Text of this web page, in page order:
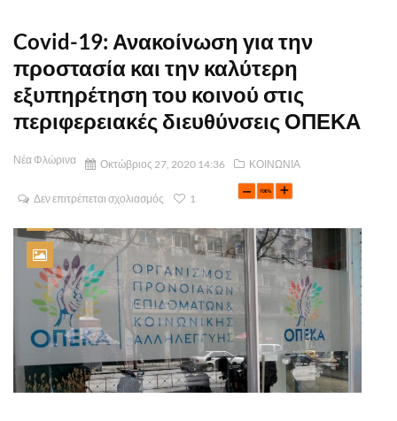
Covid-19: Ανακοίνωση για την
προστασία και την καλύτερη
εξυπηρέτηση του κοινού στις
περιφερειακές διευθύνσεις ΟΠΕΚΑ
Νέα Φλώρινα Οκτώβριος 27, 2020 14:36 ΚΟΙΝΩΝΙΑ
Δεν επιτρέπεται σχολιασμός 1